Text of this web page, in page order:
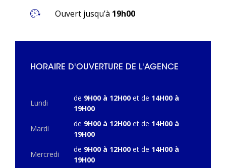
Ouvert jusqu’à 19h00
HORAIRE D'OUVERTURE DE L'AGENCE
Lundi
de 9H00 à 12H00 et de 14H00 à
19H00
Mardi
de 9H00 à 12H00 et de 14H00 à
19H00
Mercredi
de 9H00 à 12H00 et de 14H00 à
19H00